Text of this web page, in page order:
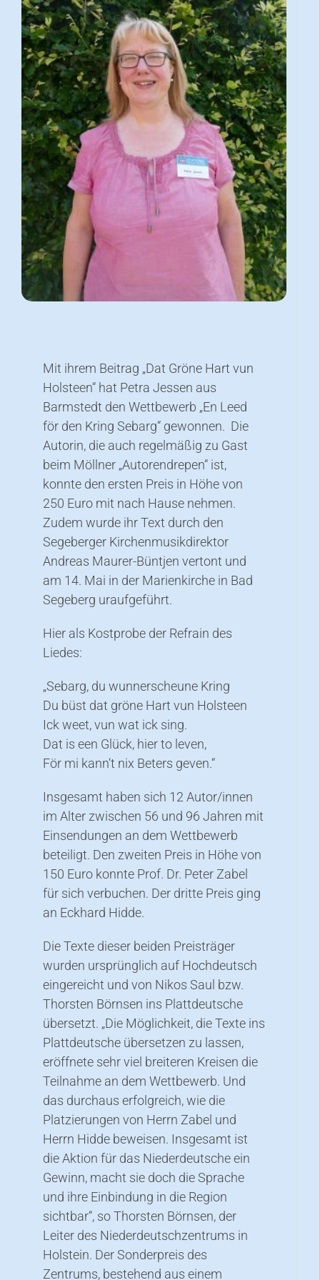
Mit ihrem Beitrag „Dat Gröne Hart vun
Holsteen“ hat Petra Jessen aus
Barmstedt den Wettbewerb „En Leed
för den Kring Sebarg“ gewonnen. Die
Autorin, die auch regelmäßig zu Gast
beim Möllner „Autorendrepen“ ist,
konnte den ersten Preis in Höhe von
250 Euro mit nach Hause nehmen.
Zudem wurde ihr Text durch den
Segeberger Kirchenmusikdirektor
Andreas Maurer-Büntjen vertont und
am 14. Mai in der Marienkirche in Bad
Segeberg uraufgeführt.
Hier als Kostprobe der Refrain des
Liedes:
„Sebarg, du wunnerscheune Kring
Du büst dat gröne Hart vun Holsteen
Ick weet, vun wat ick sing.
Dat is een Glück, hier to leven,
För mi kann‘t nix Beters geven.“
Insgesamt haben sich 12 Autor/innen
im Alter zwischen 56 und 96 Jahren mit
Einsendungen an dem Wettbewerb
beteiligt. Den zweiten Preis in Höhe von
150 Euro konnte Prof. Dr. Peter Zabel
für sich verbuchen. Der dritte Preis ging
an Eckhard Hidde.
Die Texte dieser beiden Preisträger
wurden ursprünglich auf Hochdeutsch
eingereicht und von Nikos Saul bzw.
Thorsten Börnsen ins Plattdeutsche
übersetzt. „Die Möglichkeit, die Texte ins
Plattdeutsche übersetzen zu lassen,
eröffnete sehr viel breiteren Kreisen die
Teilnahme an dem Wettbewerb. Und
das durchaus erfolgreich, wie die
Platzierungen von Herrn Zabel und
Herrn Hidde beweisen. Insgesamt ist
die Aktion für das Niederdeutsche ein
Gewinn, macht sie doch die Sprache
und ihre Einbindung in die Region
sichtbar“, so Thorsten Börnsen, der
Leiter des Niederdeutschzentrums in
Holstein. Der Sonderpreis des
Zentrums, bestehend aus einem